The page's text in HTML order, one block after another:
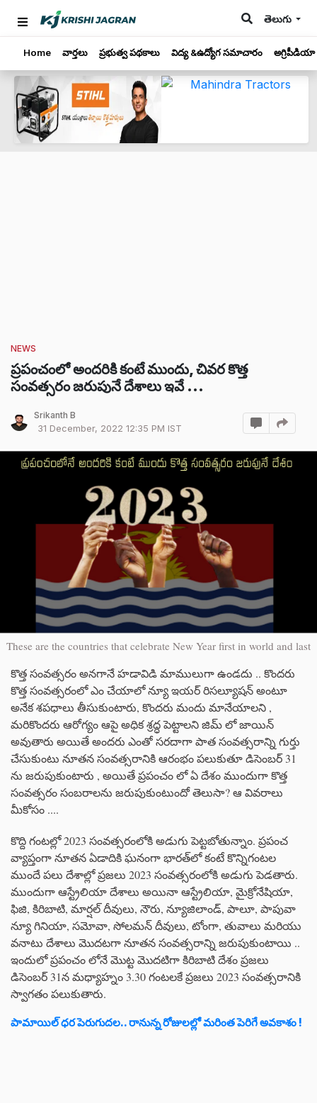
తెలుగు
Home వార్తలు ప్రభుత్వ పథకాలు విద్య &ఉద్యోగ సమాచారం అగ్రిపీడియా
NEWS
ప్రపంచంలో అందరికి కంటే ముందు, చివర కొత్త
సంవత్సరం జరుపునే దేశాలు ఇవే ...
Srikanth B
31 December, 2022 12:35 PM IST
These are the countries that celebrate New Year first in world and last
కొత్త సంవత్సరం అనగానే హడావిడి మాములుగా ఉండదు .. కొందరు
కొత్త సంవత్సరంలో ఎం చేయాలో న్యూ ఇయర్ రిసల్యూషన్ అంటూ
అనేక శపధాలు తీసుకుంటారు, కొందరు మందు మానేయాలని ,
మరికొందరు ఆరోగ్యం ఆపై అధిక శ్రద్ధ పెట్టాలని జిమ్ లో జాయిన్
అవుతారు అయితే అందరు ఎంతో సరదాగా పాత సంవత్సరాన్ని గుర్తు
చేసుకుంటు నూతన సంవత్సరానికి ఆరంభం పలుకుతూ డిసెంబర్ 31
ను జరుపుకుంటారు , అయితే ప్రపంచం లో ఏ దేశం ముందుగా కొత్త
సంవత్సరం సంబరాలను జరుపుకుంటుందో తెలుసా? ఆ వివరాలు
మీకోసం ....
కొద్ది గంటల్లో 2023 సంవత్సరంలోకి అడుగు పెట్టబోతున్నాం. ప్రపంచ
వ్యాప్తంగా నూతన ఏడాదికి ఘనంగా భారత్‌లో కంటే కొన్నిగంటల
ముందే పలు దేశాల్లో ప్రజలు 2023 సంవత్సరంలోకి అడుగు పెడతారు.
ముందుగా ఆస్ట్రేలియా దేశాలు అయినా ఆస్ట్రేలియా, మైక్రోనేషియా,
ఫిజి, కిరిబాటి, మార్షల్ దీవులు, నౌరు, న్యూజిలాండ్, పాలూ, పాపువా
న్యూ గినియా, సమోవా, సోలమన్ దీవులు, టోంగా, తువాలు మరియు
వనాటు దేశాలు మొదటగా నూతన సంవత్సరాన్ని జరుపుకుంటాయి ..
ఇందులో ప్రపంచం లోనే మొట్ట మొదటిగా కిరిబాటి దేశం ప్రజలు
డిసెంబర్ 31న మధ్యాహ్నం 3.30 గంటలకే ప్రజలు 2023 సంవత్సరానికి
స్వాగతం పలుకుతారు.
పామాయిల్ ధర పెరుగుదల.. రానున్న రోజులల్లో మరింత పెరిగే అవకాశం !